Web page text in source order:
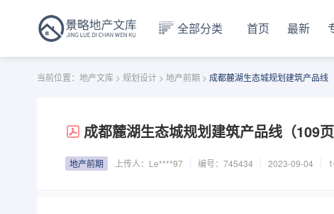
全部分类 首页 最新
当前位置： 地产文库 > 规划设计 > 地产前期 > 成都麓湖生态城规划建筑产品线
成都麓湖生态城规划建筑产品线（109
地产前期 上传人： Le****97 编号：745434 2023-09-04